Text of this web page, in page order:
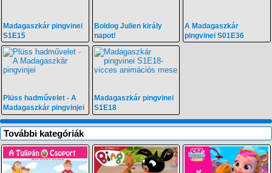
Madagaszkár pingvinei
S1E15
Boldog Julien király
napot!
A Madagaszkár
pingvinei S01E36
Plüss hadművelet - A
Madagaszkár pingvinjei
Madagaszkár pingvinei
S1E18
További kategóriák